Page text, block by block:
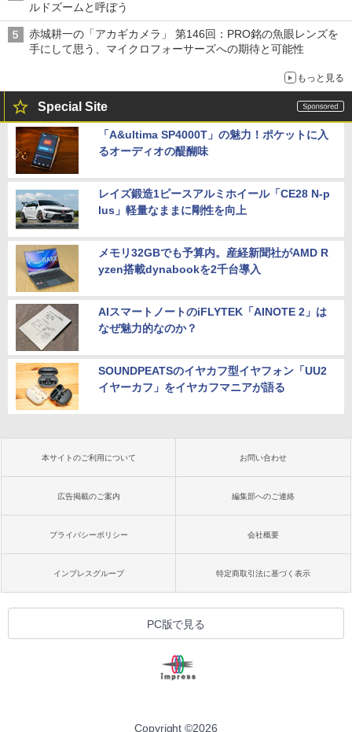
ルドズームと呼ぼう
赤城耕一の「アカギカメラ」 第146回：PRO銘の魚眼レンズを
手にして思う、マイクロフォーサーズへの期待と可能性
もっと見る
Special Site
「A&ultima SP4000T」の魅力！ポケットに入
るオーディオの醍醐味
レイズ鍛造1ピースアルミホイール「CE28 N-p
lus」軽量なままに剛性を向上
メモリ32GBでも予算内。産経新聞社がAMD R
yzen搭載dynabookを2千台導入
AIスマートノートのiFLYTEK「AINOTE 2」は
なぜ魅力的なのか？
SOUNDPEATSのイヤカフ型イヤフォン「UU2
イヤーカフ」をイヤカフマニアが語る
本サイトのご利用について お問い合わせ
広告掲載のご案内 編集部へのご連絡
プライバシーポリシー 会社概要
インプレスグループ 特定商取引法に基づく表示
PC版で見る
Copyright ©2026